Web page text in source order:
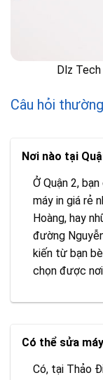
Dlz
Câu hỏi
Nơi nào tại
Ở Quận 2,
máy in giá rẻ
Hoàng, hay
đường
kiến từ bạn
chọn được
Có thể sửa
Có, tại Thảo